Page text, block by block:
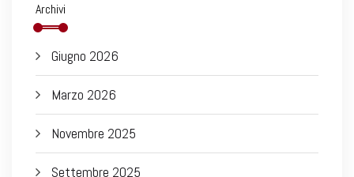
Archivi
Giugno 2026
Marzo 2026
Novembre 2025
Settembre 2025